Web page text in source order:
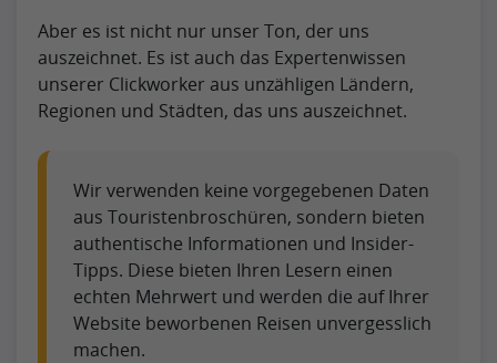
Aber es ist nicht nur unser Ton, der uns
auszeichnet. Es ist auch das Expertenwissen
unserer Clickworker aus unzähligen Ländern,
Regionen und Städten, das uns auszeichnet.
Wir verwenden keine vorgegebenen Daten
aus Touristenbroschüren, sondern bieten
authentische Informationen und Insider-
Tipps. Diese bieten Ihren Lesern einen
echten Mehrwert und werden die auf Ihrer
Website beworbenen Reisen unvergesslich
machen.